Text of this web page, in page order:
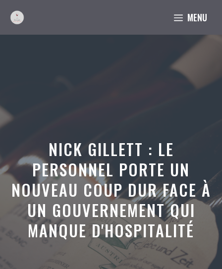
contenu
MENU
NICK GILLETT : LE
PERSONNEL PORTE UN
NOUVEAU COUP DUR FACE À
UN GOUVERNEMENT QUI
MANQUE D'HOSPITALITÉ